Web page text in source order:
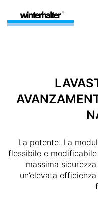
La potente. La
flessibile e
massima
un’elevata